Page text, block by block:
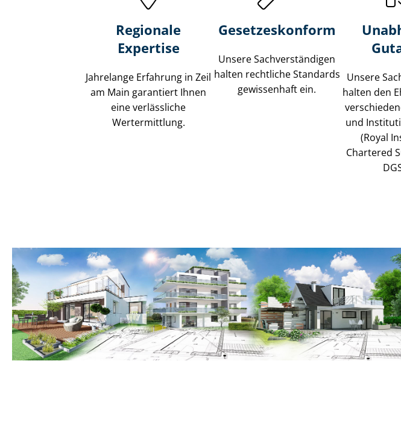
Regionale
Expertise
Jahrelange Erfahrung in Zeil
am Main garantiert Ihnen
eine verlässliche
Wertermittlung.
Gesetzes­konform
Unsere Sach­ver­stän­di­gen
halten rechtliche Standards
gewissenhaft ein.
Unsere
halten den
und
(Royal
Chartered